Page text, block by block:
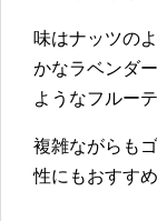
味はナッツの
かなラベンダ
ようなフルー
複雑ながらも
性にもおすすめ